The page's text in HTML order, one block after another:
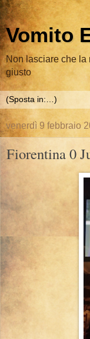
Vomito
Non lasciare che la
giusto
venerdì 9 febbraio
Fiorentina 0